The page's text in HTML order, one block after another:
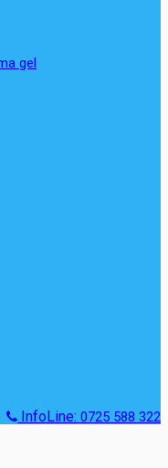
gel
InfoLine: 0725 588 322